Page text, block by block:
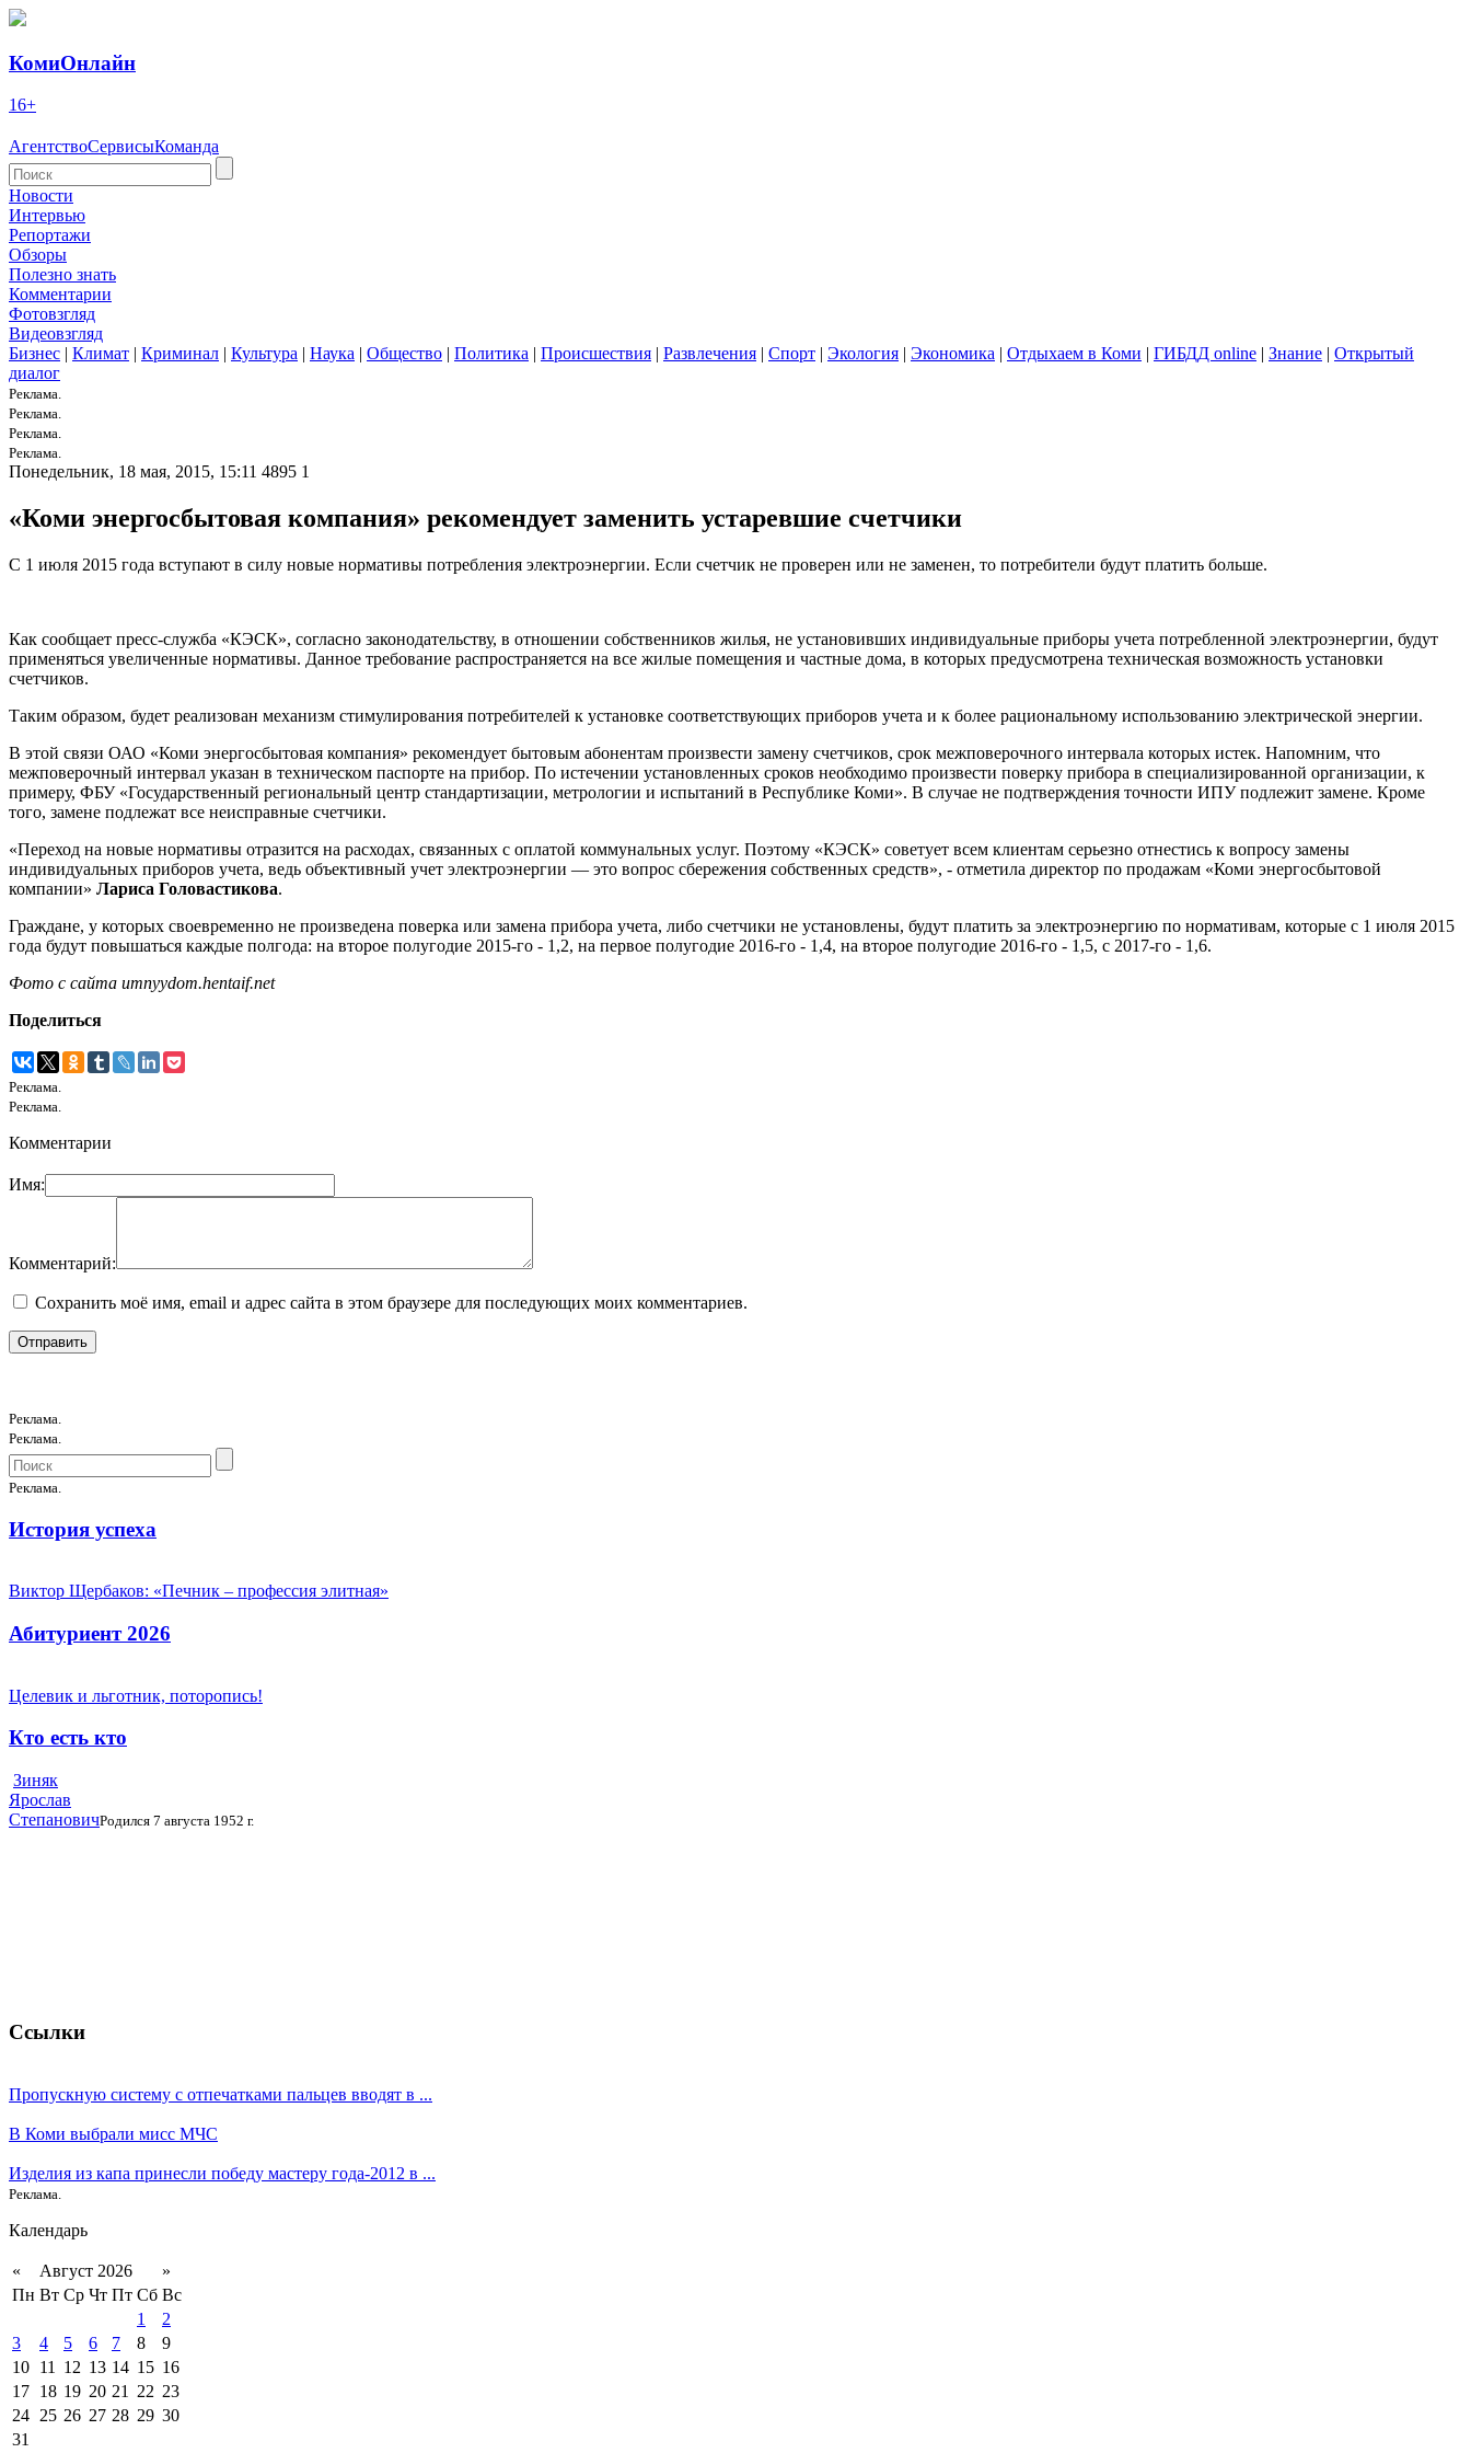
КомиОнлайн
16+
АгентствоСервисыКоманда
Новости
Интервью
Репортажи
Обзоры
Полезно знать
Комментарии
Фотовзгляд
Видеовзгляд
Бизнес | Климат | Криминал | Культура | Наука | Общество | Политика | Происшествия | Развлечения | Спорт | Экология | Экономика | Отдыхаем в Коми | ГИБДД online | Знание | Открытый
диалог
Реклама.
Реклама.
Реклама.
Реклама.
Понедельник, 18 мая, 2015, 15:11 4895 1
«Коми энергосбытовая компания» рекомендует заменить устаревшие счетчики
С 1 июля 2015 года вступают в силу новые нормативы потребления электроэнергии. Если счетчик не проверен или не заменен, то потребители будут платить больше.
Как сообщает пресс-служба «КЭСК», согласно законодательству, в отношении собственников жилья, не установивших индивидуальные приборы учета потребленной электроэнергии, будут
применяться увеличенные нормативы. Данное требование распространяется на все жилые помещения и частные дома, в которых предусмотрена техническая возможность установки
счетчиков.
Таким образом, будет реализован механизм стимулирования потребителей к установке соответствующих приборов учета и к более рациональному использованию электрической энергии.
В этой связи ОАО «Коми энергосбытовая компания» рекомендует бытовым абонентам произвести замену счетчиков, срок межповерочного интервала которых истек. Напомним, что
межповерочный интервал указан в техническом паспорте на прибор. По истечении установленных сроков необходимо произвести поверку прибора в специализированной организации, к
примеру, ФБУ «Государственный региональный центр стандартизации, метрологии и испытаний в Республике Коми». В случае не подтверждения точности ИПУ подлежит замене. Кроме
того, замене подлежат все неисправные счетчики.
«Переход на новые нормативы отразится на расходах, связанных с оплатой коммунальных услуг. Поэтому «КЭСК» советует всем клиентам серьезно отнестись к вопросу замены
индивидуальных приборов учета, ведь объективный учет электроэнергии — это вопрос сбережения собственных средств», - отметила директор по продажам «Коми энергосбытовой
компании» Лариса Головастикова.
Граждане, у которых своевременно не произведена поверка или замена прибора учета, либо счетчики не установлены, будут платить за электроэнергию по нормативам, которые с 1 июля 2015
года будут повышаться каждые полгода: на второе полугодие 2015-го - 1,2, на первое полугодие 2016-го - 1,4, на второе полугодие 2016-го - 1,5, с 2017-го - 1,6.
Фото с сайта umnyydom.hentaif.net
Поделиться
Реклама.
Реклама.
Комментарии
Имя:
Комментарий:
Сохранить моё имя, email и адрес сайта в этом браузере для последующих моих комментариев.
Реклама.
Реклама.
Реклама.
История успеха
Виктор Щербаков: «Печник – профессия элитная»
Абитуриент 2026
Целевик и льготник, поторопись!
Кто есть кто
Зиняк
Ярослав
СтепановичРодился 7 августа 1952 г.
Ссылки
Пропускную систему с отпечатками пальцев вводят в ...
В Коми выбрали мисс МЧС
Изделия из капа принесли победу мастеру года-2012 в ...
Реклама.
Календарь
« Август 2026
»
Пн Вт Ср Чт Пт Сб Вс
1
2
3
4 5 6 7 8
9
10 11 12 13 14 15 16
17 18 19 20 21 22 23
24 25 26 27 28 29 30
31